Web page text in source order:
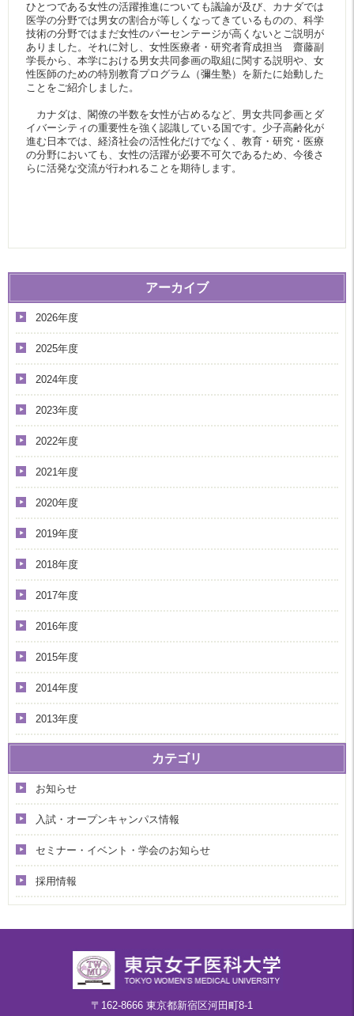
ひとつである女性の活躍推進についても議論が及び、カナダでは
医学の分野では男女の割合が等しくなってきているものの、科学
技術の分野ではまだ女性のパーセンテージが高くないとご説明が
ありました。それに対し、女性医療者・研究者育成担当 齋藤副
学長から、本学における男女共同参画の取組に関する説明や、女
性医師のための特別教育プログラム（彌生塾）を新たに始動した
ことをご紹介しました。
カナダは、閣僚の半数を女性が占めるなど、男女共同参画とダ
イバーシティの重要性を強く認識している国です。少子高齢化が
進む日本では、経済社会の活性化だけでなく、教育・研究・医療
の分野においても、女性の活躍が必要不可欠であるため、今後さ
らに活発な交流が行われることを期待します。
アーカイブ
2026年度
2025年度
2024年度
2023年度
2022年度
2021年度
2020年度
2019年度
2018年度
2017年度
2016年度
2015年度
2014年度
2013年度
カテゴリ
お知らせ
入試・オープンキャンパス情報
セミナー・イベント・学会のお知らせ
採用情報
〒162-8666 東京都新宿区河田町8-1